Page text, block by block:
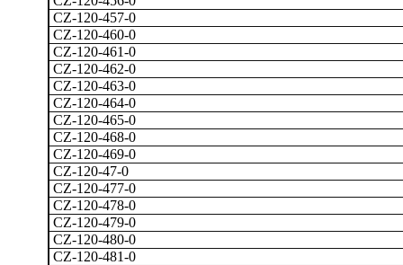
CZ-120-457-0
CZ-120-460-0
CZ-120-461-0
CZ-120-462-0
CZ-120-463-0
CZ-120-464-0
CZ-120-465-0
CZ-120-468-0
CZ-120-469-0
CZ-120-47-0
CZ-120-477-0
CZ-120-478-0
CZ-120-479-0
CZ-120-480-0
CZ-120-481-0